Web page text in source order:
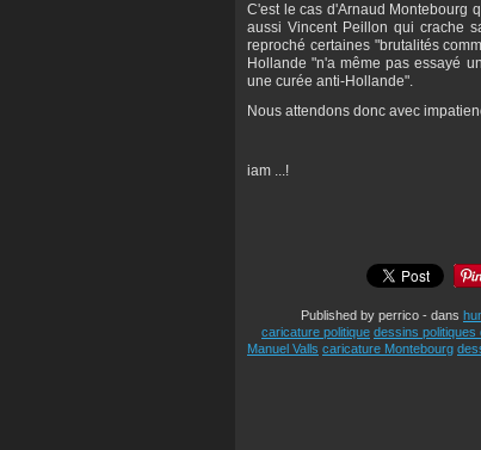
C'est le cas d'Arnaud Montebourg
aussi Vincent Peillon qui crache
reproché certaines "brutalités
Hollande "n'a même pas essayé
une curée anti-Hollande".
Nous attendons donc avec
iam ...!
Published by perrico - dans
caricature politique dessins politiques
Manuel Valls caricature Montebourg